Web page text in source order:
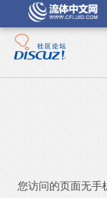
您访问的页面无手